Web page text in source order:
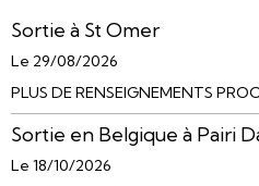
Sortie à St Omer
Le 29/08/2026
PLUS DE RENSEIGNEMENTS
Sortie en Belgique à Pairi
Le 18/10/2026